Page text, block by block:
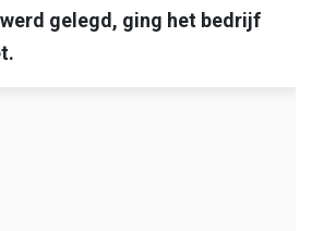
gelegd, ging het bedrijf